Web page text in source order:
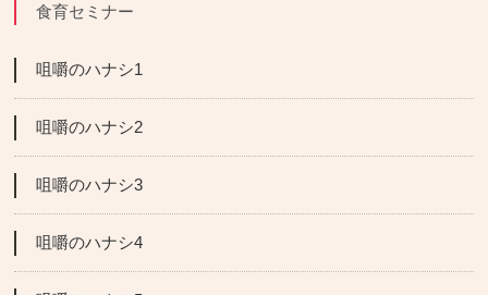
食育セミナー
咀嚼のハナシ1
咀嚼のハナシ2
咀嚼のハナシ3
咀嚼のハナシ4